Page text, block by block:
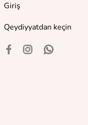
Giriş
Qeydiyyatdan keçin